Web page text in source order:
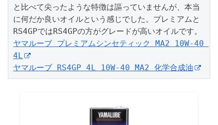
と比べて尖ったような特徴は謳っていませんが、本当
に何だか良いオイルという感じでした。プレミアムと
ヤマルーブ プレミアムシンセティック MA2 10W-40
4L
ヤマルーブ RS4GP 4L 10W-40 MA2 化学合成油